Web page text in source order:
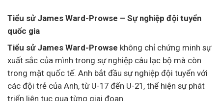
Tiểu sử James Ward-Prowse – Sự nghiệp đội tuyển
quốc gia
Tiểu sử James Ward-Prowse không chỉ chứng minh sự
xuất sắc của mình trong sự nghiệp câu lạc bộ mà còn
trong mặt quốc tế. Anh bắt đầu sự nghiệp đội tuyển với
các đội trẻ của Anh, từ U-17 đến U-21, thể hiện sự phát
triển liên tục qua từng giai đoạn.